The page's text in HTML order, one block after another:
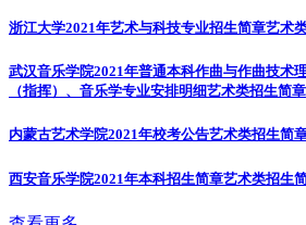
浙江大学2021年艺术与科技专业招生简章艺术
武汉音乐学院2021年普通本科作曲与作曲技术
（指挥）、音乐学专业安排明细艺术类招生简章
内蒙古艺术学院2021年校考公告艺术类招生简
西安音乐学院2021年本科招生简章艺术类招生